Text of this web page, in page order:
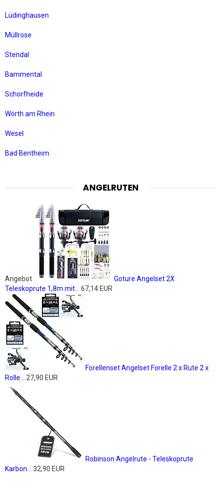
Lüdinghausen
Müllrose
Stendal
Bammental
Schorfheide
Wörth am Rhein
Wesel
Bad Bentheim
ANGELRUTEN
Angebot
Goture Angelset 2X
Teleskoprute 1,8m mit...
67,14 EUR
Forellenset Angelset Forelle 2 x Rute 2 x
Rolle...
27,90 EUR
Robinson Angelrute - Teleskoprute
Karbon...
32,90 EUR